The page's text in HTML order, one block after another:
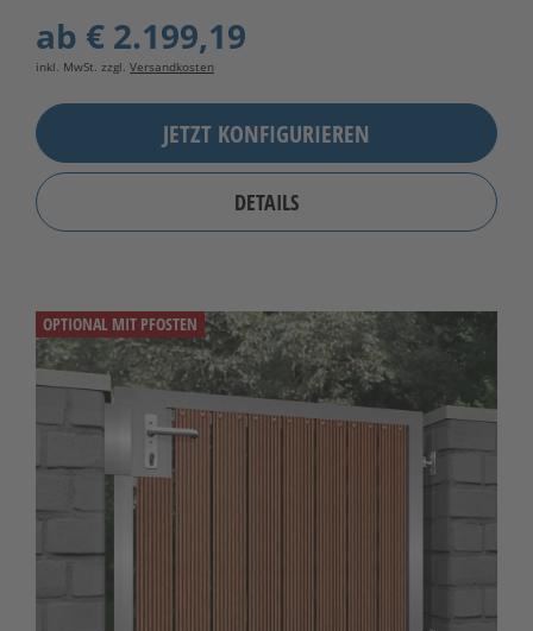
ab € 2.199,19
inkl. MwSt. zzgl. Versandkosten
JETZT KONFIGURIEREN
DETAILS
OPTIONAL MIT PFOSTEN